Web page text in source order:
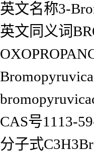
英文名称3-
英文同义词
CAS号1113-
分子式